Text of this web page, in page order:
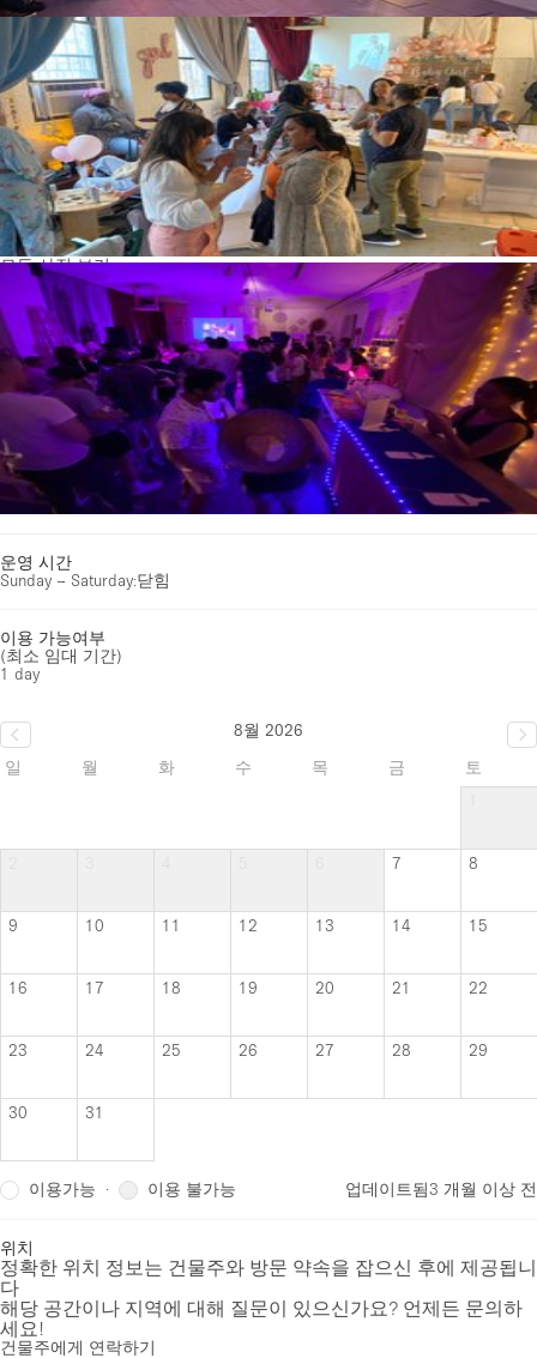
모든 사진 보기
운영 시간
Sunday – Saturday:닫힘
이용 가능여부
(최소 임대 기간)
1 day
8월 2026
일
월 화 수 목 금
토
7 8
9 10 11 12 13 14 15
16 17 18 19 20 21 22
23 24 25 26 27 28 29
30 31
이용가능 · 이용 불가능 업데이트됨3 개월 이상 전
위치
정확한 위치 정보는 건물주와 방문 약속을 잡으신 후에 제공됩니
다
해당 공간이나 지역에 대해 질문이 있으신가요? 언제든 문의하
세요!
건물주에게 연락하기